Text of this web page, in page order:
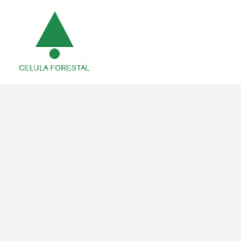
contenido